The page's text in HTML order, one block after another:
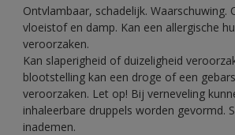
Ontvlambaar, schadelijk. Waarschuwing.
vloeistof en damp. Kan een allergische
veroorzaken.
Kan slaperigheid of duizeligheid
blootstelling kan een droge of een
veroorzaken. Let op! Bij verneveling
inhaleerbare druppels worden gevormd.
inademen.